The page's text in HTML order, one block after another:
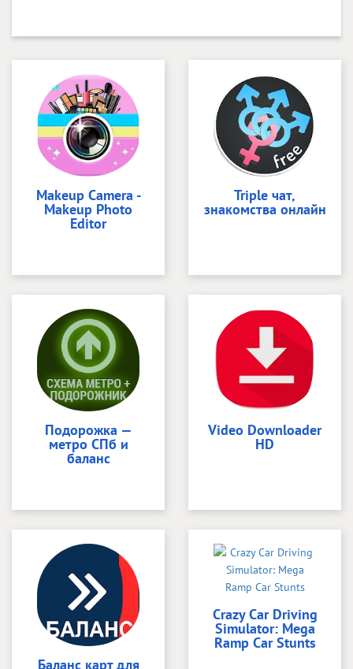
Makeup Camera -
Makeup Photo
Editor
Triple чат,
знакомства онлайн
Подорожка —
метро СПб и
баланс
Video Downloader
HD
Баланс карт для
Crazy Car Driving
Simulator: Mega
Ramp Car Stunts